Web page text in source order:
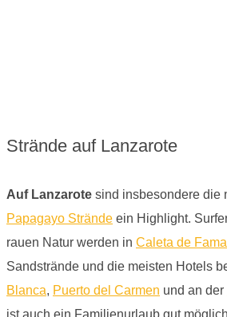
Strände auf Lanzarote
Auf Lanzarote sind insbesondere die
Papagayo Strände ein Highlight.
rauen Natur werden in Caleta de
Sandstrände und die meisten Hotels
Blanca, Puerto del Carmen und an der